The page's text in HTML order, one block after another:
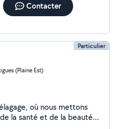
Contacter
Particulier
(Plaine Est)
où nous mettons
la santé et de la beauté